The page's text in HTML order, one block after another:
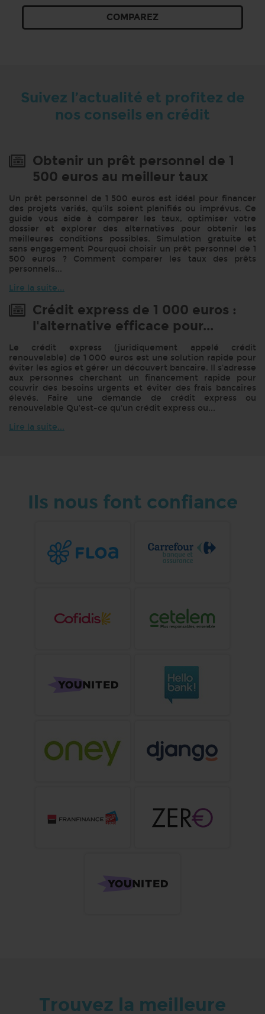
COMPAREZ
Suivez l’actualité et profitez de
nos conseils en crédit
Obtenir un prêt personnel de 1
500 euros au meilleur taux
Un prêt personnel de 1 500 euros est idéal pour financer
des projets variés, qu'ils soient planifiés ou imprévus. Ce
guide vous aide à comparer les taux, optimiser votre
dossier et explorer des alternatives pour obtenir les
meilleures conditions possibles. Simulation gratuite et
sans engagement Pourquoi choisir un prêt personnel de 1
500 euros ? Comment comparer les taux des prêts
personnels...
Lire la suite...
Crédit express de 1 000 euros :
l'alternative efficace pour...
Le crédit express (juridiquement appelé crédit
renouvelable) de 1 000 euros est une solution rapide pour
éviter les agios et gérer un découvert bancaire. Il s'adresse
aux personnes cherchant un financement rapide pour
couvrir des besoins urgents et éviter des frais bancaires
élevés. Faire une demande de crédit express ou
renouvelable Qu'est-ce qu'un crédit express ou...
Lire la suite...
Ils nous font confiance
Trouvez la meilleure